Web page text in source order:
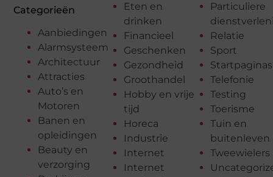
Categorieën
Aanbiedingen
Alarmsysteem
Architectuur
Attracties
Auto’s en
Motoren
Banen en
opleidingen
Beauty en
verzorging
Eten en
drinken
Financieel
Geschenken
Gezondheid
Groothandel
Hobby en vrije
tijd
Horeca
Industrie
Internet
Internet
Particuliere
Relatie
Sport
Startpaginas
Telefonie
Testing
Toerisme
Tuin en
buitenleven
Tweewielers